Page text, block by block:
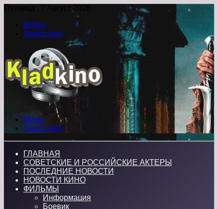
Пятница , 7 Август 2026
Войти
Switch skin
Меню
Switch skin
ГЛАВНАЯ
СОВЕТСКИЕ И РОССИЙСКИЕ АКТЕРЫ
ПОСЛЕДНИЕ НОВОСТИ
НОВОСТИ КИНО
ФИЛЬМЫ
Информация
Боевик